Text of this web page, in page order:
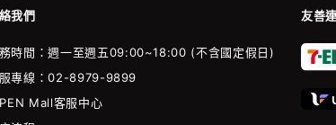
我們 友善
時間：週一至週五09:00~18:00 (不含國定假日)
專線：02-8979-9899
Mall客服中心